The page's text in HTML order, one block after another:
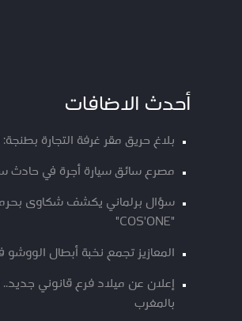
أحدث الاضافات
بلاغ حريق مقر غرفة التجارة
مصرع سائق سيارة أجرة في حادث
سؤال برلماني يكشف شكاوى
"COS'ONE"
المعازيز تجمع نخبة أبطال
إعلان عن ميلاد فرع قانوني
بالمغرب